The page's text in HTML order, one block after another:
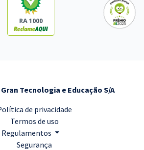
RA 1000
Gran Tecnologia e Educação S/A
de privacidade
Termos de uso
Regulamentos
Segurança